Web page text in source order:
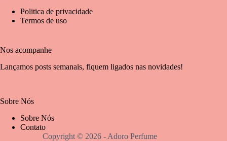
Politica de privacidade
Termos de uso
Nos acompanhe
Lançamos posts semanais, fiquem ligados nas novidades!
Sobre Nós
Sobre Nós
Contato
Copyright © 2026 - Adoro Perfume